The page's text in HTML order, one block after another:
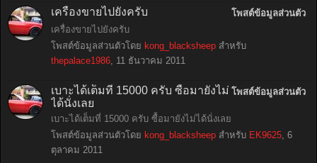
โพสต์ข้อมูลส่วนตัว
เครื่องขายไปยังครับ
เครื่องขายไปยังครับ
โพสต์ข้อมูลส่วนตัวโดย kong_blacksheep สำหรับ
thepalace1986, 11 ธันวาคม 2011
โพสต์ข้อมูลส่วนตัว
เบาะได้เต็มที่ 15000 ครับ ซื้อมายังไม่
ได้นั่งเลย
เบาะได้เต็มที่ 15000 ครับ ซื้อมายังไม่ได้นั่งเลย
โพสต์ข้อมูลส่วนตัวโดย kong_blacksheep สำหรับ EK9625, 6
ตุลาคม 2011